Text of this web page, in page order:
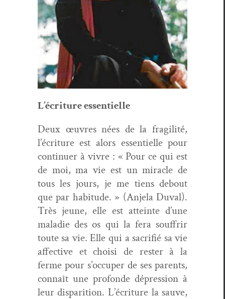
L’écriture essen­tielle
Deux œuvres nées de la fragilité,
l’écriture est alors essen­tielle pour
con­tin­uer à vivre : « Pour ce qui est
de moi, ma vie est un mir­a­cle de
tous les jours, je me tiens debout
que par habi­tude. » (Anjela Duval).
Très jeune, elle est atteinte d’une
mal­adie des os qui la fera souf­frir
toute sa vie. Elle qui a sac­ri­fié sa vie
affec­tive et choisi de rester à la
ferme pour s’occuper de ses par­ents,
con­naît une pro­fonde dépres­sion à
leur dis­pari­tion. L’écriture la sauve,